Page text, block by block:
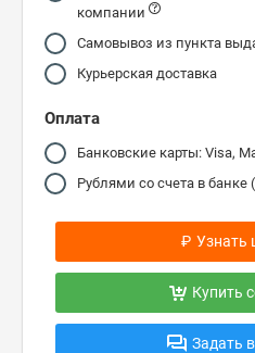
компании
Самовывоз из пункта
Курьерская доставка
Оплата
Банковские карты: Visa,
Рублями со счета в банке
₽ Узнать
Купить
Задать